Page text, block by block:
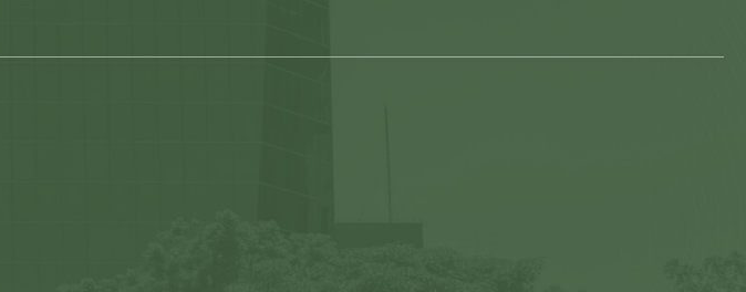
Quem somos Fundos Conteúdo Contato EN